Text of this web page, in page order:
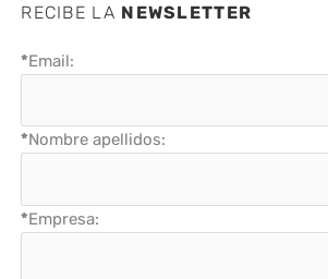
RECIBE LA NEWSLETTER
*Email:
*Nombre apellidos:
*Empresa: